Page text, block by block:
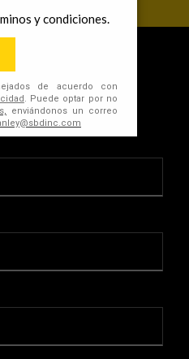
estar al día
ofertas y los últimos
correo electrónico.